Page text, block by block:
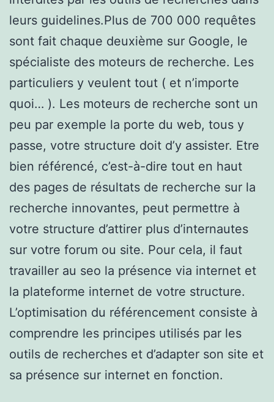
leurs guidelines.Plus de 700 000 requêtes
sont fait chaque deuxième sur Google, le
spécialiste des moteurs de recherche. Les
particuliers y veulent tout ( et n’importe
quoi… ). Les moteurs de recherche sont un
peu par exemple la porte du web, tous y
passe, votre structure doit d’y assister. Etre
bien référencé, c’est-à-dire tout en haut
des pages de résultats de recherche sur la
recherche innovantes, peut permettre à
votre structure d’attirer plus d’internautes
sur votre forum ou site. Pour cela, il faut
travailler au seo la présence via internet et
la plateforme internet de votre structure.
L’optimisation du référencement consiste à
comprendre les principes utilisés par les
outils de recherches et d’adapter son site et
sa présence sur internet en fonction.